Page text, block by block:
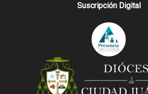
Suscripción Digital